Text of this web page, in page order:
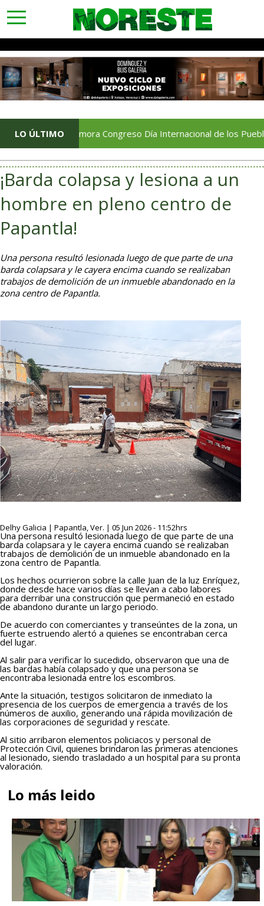
toggle
navigation
LO ÚLTIMO
Conmemora Congreso Día Internacional de los Pueblos
¡Barda colapsa y lesiona a un
hombre en pleno centro de
Papantla!
Una persona resultó lesionada luego de que parte de una
barda colapsara y le cayera encima cuando se realizaban
trabajos de demolición de un inmueble abandonado en la
zona centro de Papantla.
Delhy Galicia | Papantla, Ver. | 05 Jun 2026 - 11:52hrs
Una persona resultó lesionada luego de que parte de una
barda colapsara y le cayera encima cuando se realizaban
trabajos de demolición de un inmueble abandonado en la
zona centro de Papantla.
Los hechos ocurrieron sobre la calle Juan de la luz Enríquez,
donde desde hace varios días se llevan a cabo labores
para derribar una construcción que permaneció en estado
de abandono durante un largo periodo.
De acuerdo con comerciantes y transeúntes de la zona, un
fuerte estruendo alertó a quienes se encontraban cerca
del lugar.
Al salir para verificar lo sucedido, observaron que una de
las bardas había colapsado y que una persona se
encontraba lesionada entre los escombros.
Ante la situación, testigos solicitaron de inmediato la
presencia de los cuerpos de emergencia a través de los
números de auxilio, generando una rápida movilización de
las corporaciones de seguridad y rescate.
Al sitio arribaron elementos policiacos y personal de
Protección Civil, quienes brindaron las primeras atenciones
al lesionado, siendo trasladado a un hospital para su pronta
valoración.
Lo más leido